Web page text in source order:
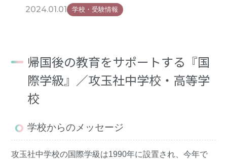
2024.01.01 学校・受験情報
帰国後の教育をサポートする『国
際学級』／攻玉社中学校・高等学
校
学校からのメッセージ
攻玉社中学校の国際学級は1990年に設置され、今年で